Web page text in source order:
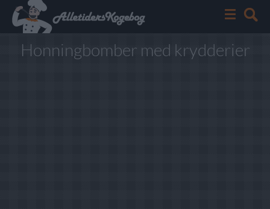
Honningbomber med krydderier